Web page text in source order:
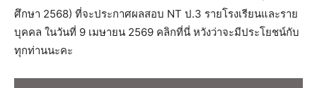
ศึกษา 2568) ที่จะประกาศผลสอบ NT ป.3 รายโรงเรียนและราย
บุคคล ในวันที่ 9 เมษายน 2569 คลิกที่นี่ หวังว่าจะมีประโยชน์กับ
ทุกท่านนะคะ